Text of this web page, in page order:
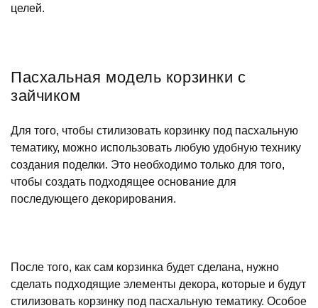
целей.
Пасхальная модель корзинки с
зайчиком
Для того, чтобы стилизовать корзинку под пасхальную
тематику, можно использовать любую удобную технику
создания поделки. Это необходимо только для того,
чтобы создать подходящее основание для
последующего декорирования.
После того, как сам корзинка будет сделана, нужно
сделать подходящие элементы декора, которые и будут
стилизовать корзинку под пасхальную тематику. Особое